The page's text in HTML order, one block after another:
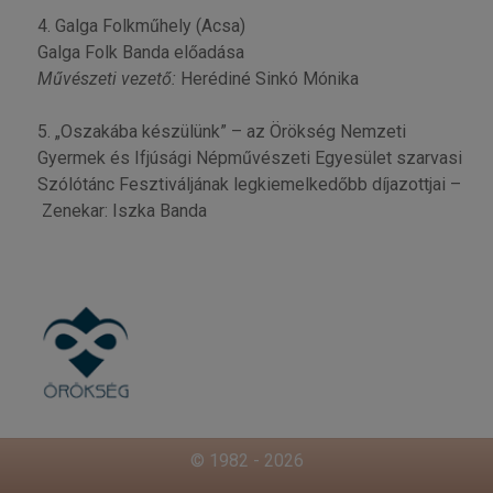
4. Galga Folkműhely (Acsa)
Galga Folk Banda előadása
Művészeti vezető: Herédiné Sinkó Mónika
5. „Oszakába készülünk” – az Örökség Nemzeti
Gyermek és Ifjúsági Népművészeti Egyesület szarvasi
Szólótánc Fesztiváljának legkiemelkedőbb díjazottjai –
Zenekar: Iszka Banda
© 1982 - 2026